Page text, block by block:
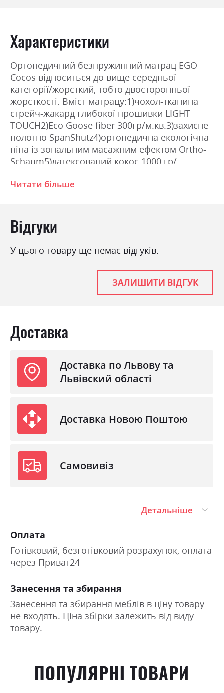
Характеристики
Ортопедичний безпружинний матрац EGO
Cocos відноситься до вище середньої
категорії/жорсткий, тобто двосторонньої
жорсткості. Вміст матрацу:1)чохол-тканина
стрейч-жакард глибокої прошивки LIGHT
TOUCH2)Eco Goose fiber 300гр/м.кв.3)захисне
полотно SpanShutz4)ортопедична екологічна
піна із зональним масажним ефектом Ortho-
Schaum5)латексований кокос 1000 гр/
fiber 300гр/м.кв.8)чохол-тканина стрейч-
жорсткий.Висота - 18см.Навантаження - до
140 кг.
безпружинний
140
Матеріал чохла
Читати більше
Відгуки
У цього товару ще немає відгуків.
ЗАЛИШИТИ ВІДГУК
Доставка
Доставка по Львову та
Львівский області
Доставка Новою Поштою
Самовивіз
Детальніше
Оплата
Готівковий, безготівковий розрахунок, оплата
через Приват24
Занесення та збирання
Занесення та збирання меблів в ціну товару
не входять. Ціна збірки залежить від виду
товару.
ПОПУЛЯРНІ ТОВАРИ